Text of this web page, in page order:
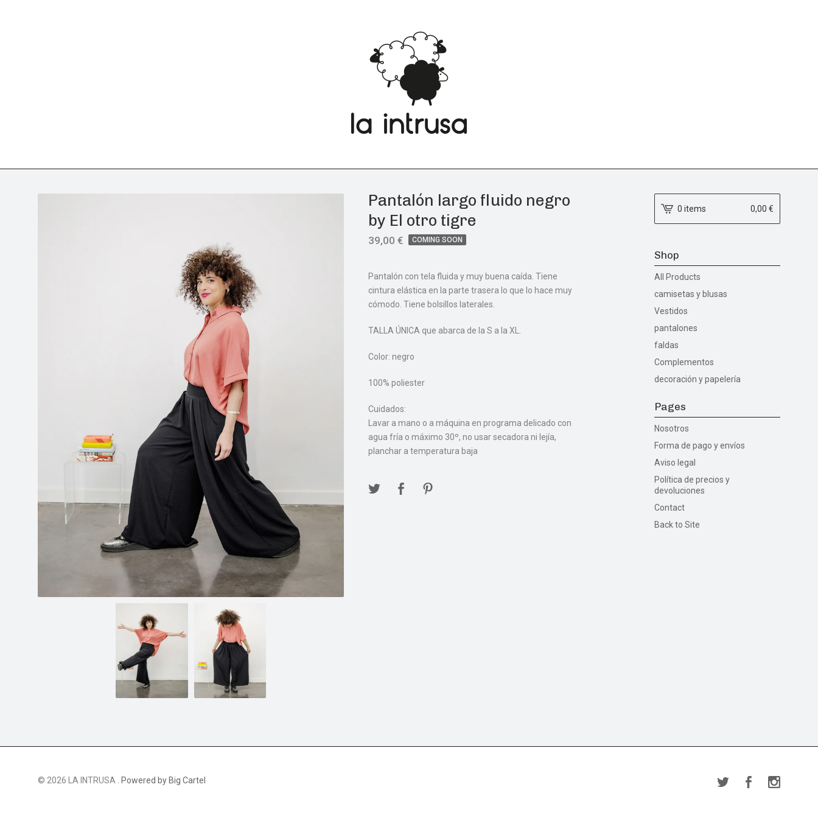
Pantalón largo fluido negro
by El otro tigre
39,00€ COMING SOON
Pantalón con tela fluida y muy buena caída. Tiene
cintura elástica en la parte trasera lo que lo hace muy
cómodo. Tiene bolsillos laterales.
TALLA ÚNICA que abarca de la S a la XL.
Color: negro
100% poliester
Cuidados:
Lavar a mano o a máquina en programa delicado con
agua fría o máximo 30º, no usar secadora ni lejía,
planchar a temperatura baja
0 items 0,00 €
Shop
All Products
camisetas y blusas
Vestidos
pantalones
faldas
Complementos
decoración y papelería
Pages
Nosotros
Forma de pago y envíos
Aviso legal
Política de precios y
devoluciones
Contact
Back to Site
© 2026 LA INTRUSA . Powered by Big Cartel